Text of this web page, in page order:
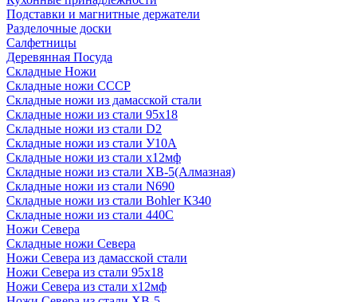
Подставки и магнитные держатели
Разделочные доски
Салфетницы
Деревянная Посуда
Складные Ножи
Cкладные ножи СССР
Складные ножи из дамасской стали
Складные ножи из стали 95х18
Складные ножи из стали D2
Складные ножи из стали У10А
Складные ножи из стали х12мф
Складные ножи из стали ХВ-5(Алмазная)
Складные ножи из стали N690
Складные ножи из стали Bohler К340
Складные ножи из стали 440С
Ножи Севера
Складные ножи Севера
Ножи Севера из дамасской стали
Ножи Севера из стали 95х18
Ножи Севера из стали х12мф